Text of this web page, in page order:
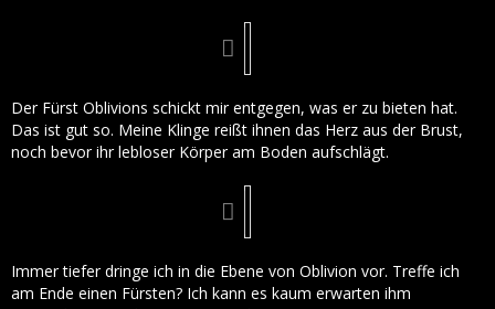
Der Fürst Oblivions schickt mir entgegen, was er zu bieten hat.
Das ist gut so. Meine Klinge reißt ihnen das Herz aus der Brust,
noch bevor ihr lebloser Körper am Boden aufschlägt.
Immer tiefer dringe ich in die Ebene von Oblivion vor. Treffe ich
am Ende einen Fürsten? Ich kann es kaum erwarten ihm